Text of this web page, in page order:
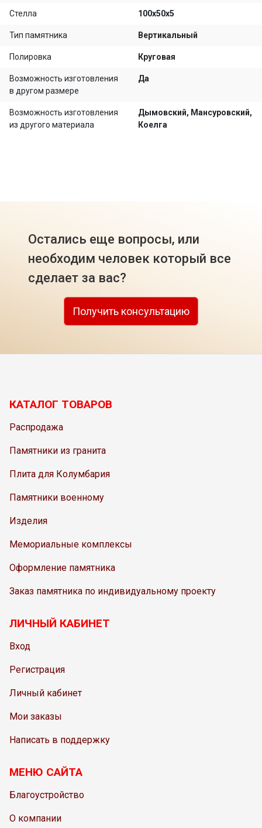
Стелла 100х50х5
Тип памятника Вертикальный
Полировка Круговая
Возможность изготовления
в другом размере
Да
Возможность изготовления
из другого материала
Дымовский, Мансуровский,
Коелга
Остались еще вопросы, или
необходим человек который все
сделает за вас?
Получить консультацию
КАТАЛОГ ТОВАРОВ
Распродажа
Памятники из гранита
Плита для Колумбария
Памятники военному
Изделия
Мемориальные комплексы
Оформление памятника
Заказ памятника по индивидуальному проекту
ЛИЧНЫЙ КАБИНЕТ
Вход
Регистрация
Личный кабинет
Мои заказы
Написать в поддержку
МЕНЮ САЙТА
Благоустройство
О компании